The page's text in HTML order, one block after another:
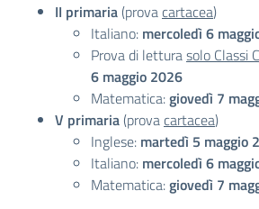
II primaria (prova cartacea)
Italiano: mercoledì 6
Prova di letturasolo Classi
6 maggio 2026
Matematica:giovedì 7
V primaria (prova cartacea)
Inglese: martedì 5 maggio
Italiano: mercoledì 6
Matematica:giovedì 7